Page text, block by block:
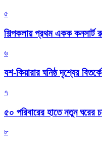
৫
শিল্পকলায় প্রথম একক কনসার্ট
৬
যশ-কিয়ারার ঘনিষ্ঠ দৃশ্যের
৭
৫০ পরিবারের হাতে নতুন ঘরের
৮